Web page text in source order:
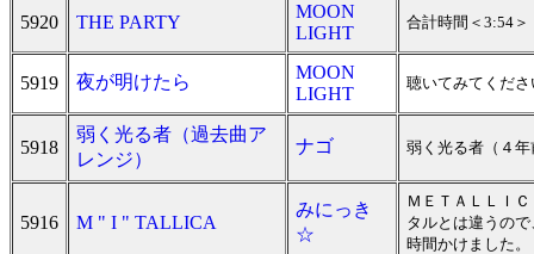
5920 THE PARTY
MOON
LIGHT
合計時間＜3:54＞
5919 夜が明けたら
MOON
LIGHT
聴いてみてくだ
5918
弱く光る者（過去曲ア
レンジ）
ナゴ 弱く光る者（４
5916 M " I " TALLICA
みにっき
☆
ＭＥＴＡＬＬＩ
タルとは違うの
時間かけました。